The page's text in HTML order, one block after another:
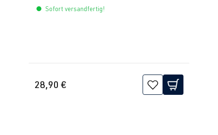
Sofort versandfertig!
28,90 €